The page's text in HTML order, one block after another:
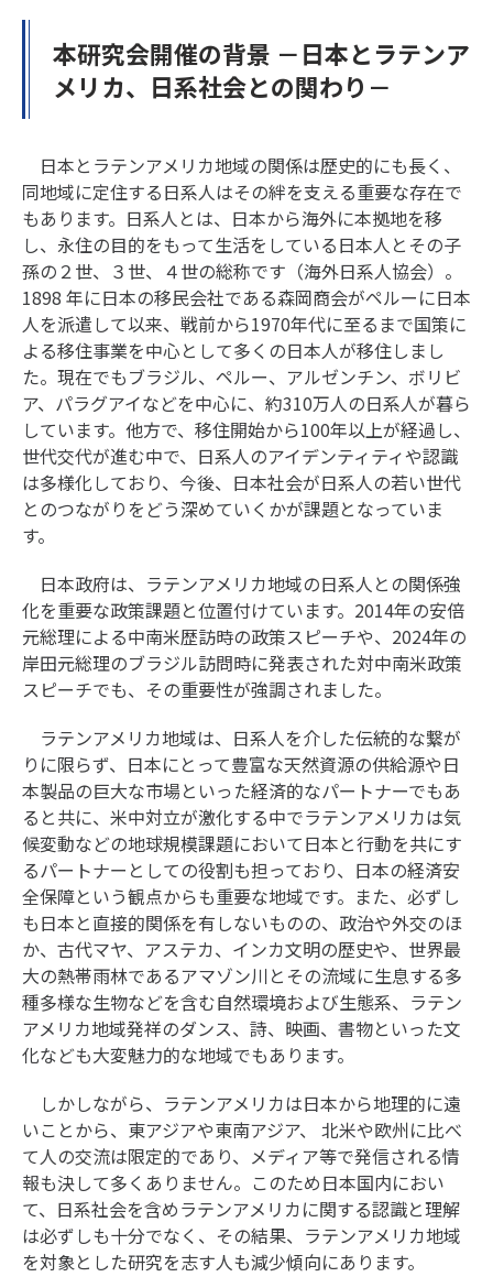
本研究会開催の背景 －日本とラテンア
メリカ、日系社会との関わり－
日本とラテンアメリカ地域の関係は歴史的にも長く、
同地域に定住する日系人はその絆を支える重要な存在で
もあります。日系人とは、日本から海外に本拠地を移
し、永住の目的をもって生活をしている日本人とその子
孫の２世、３世、４世の総称です（海外日系人協会）。
1898 年に日本の移民会社である森岡商会がペルーに日本
人を派遣して以来、戦前から1970年代に至るまで国策に
よる移住事業を中心として多くの日本人が移住しまし
た。現在でもブラジル、ペルー、アルゼンチン、ボリビ
ア、パラグアイなどを中心に、約310万人の日系人が暮ら
しています。他方で、移住開始から100年以上が経過し、
世代交代が進む中で、日系人のアイデンティティや認識
は多様化しており、今後、日本社会が日系人の若い世代
とのつながりをどう深めていくかが課題となっていま
す。
日本政府は、ラテンアメリカ地域の日系人との関係強
化を重要な政策課題と位置付けています。2014年の安倍
元総理による中南米歴訪時の政策スピーチや、2024年の
岸田元総理のブラジル訪問時に発表された対中南米政策
スピーチでも、その重要性が強調されました。
ラテンアメリカ地域は、日系人を介した伝統的な繋が
りに限らず、日本にとって豊富な天然資源の供給源や日
本製品の巨大な市場といった経済的なパートナーでもあ
ると共に、米中対立が激化する中でラテンアメリカは気
候変動などの地球規模課題において日本と行動を共にす
るパートナーとしての役割も担っており、日本の経済安
全保障という観点からも重要な地域です。また、必ずし
も日本と直接的関係を有しないものの、政治や外交のほ
か、古代マヤ、アステカ、インカ文明の歴史や、世界最
大の熱帯雨林であるアマゾン川とその流域に生息する多
種多様な生物などを含む自然環境および生態系、ラテン
アメリカ地域発祥のダンス、詩、映画、書物といった文
化なども大変魅力的な地域でもあります。
しかしながら、ラテンアメリカは日本から地理的に遠
いことから、東アジアや東南アジア、 北米や欧州に比べ
て人の交流は限定的であり、メディア等で発信される情
報も決して多くありません。このため日本国内におい
て、日系社会を含めラテンアメリカに関する認識と理解
は必ずしも十分でなく、その結果、ラテンアメリカ地域
を対象とした研究を志す人も減少傾向にあります。